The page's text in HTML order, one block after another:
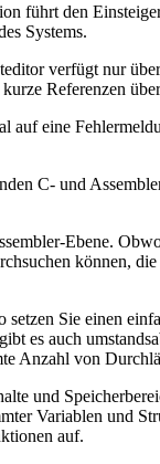
führt den
Systems.
verfügt nur
Referenzen
eine
C- und
Ebene.
können,
Sie einen
es auch
Anzahl von
und
Variablen und
auf.